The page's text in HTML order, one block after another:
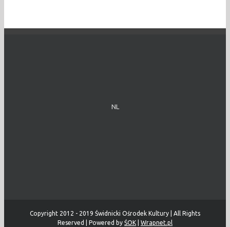
NL
Copyright 2012 - 2019 Świdnicki Ośrodek Kultury | All Rights
Reserved | Powered by ŚOK Wrapnet.pl